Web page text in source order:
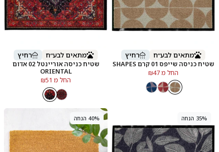
מתאים לבע״ח רחיץ
שטיח כניסה שייפס 01 קרם SHAPES
החל מ ₪47
מתאים לבע״ח רחיץ
שטיח כניסה אוריינטל 02 אדום
ORIENTAL
החל מ ₪51
35% הנחה 40% הנחה